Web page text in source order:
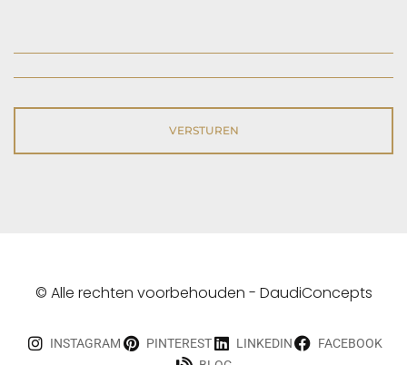
© Alle rechten voorbehouden - DaudiConcepts
INSTAGRAM PINTEREST LINKEDIN
FACEBOOK